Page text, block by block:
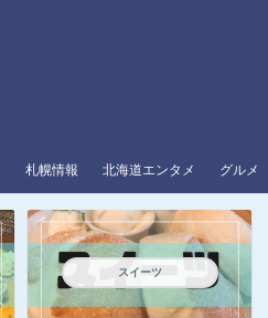
札幌情報 北海道エンタメ グルメ
スイーツ